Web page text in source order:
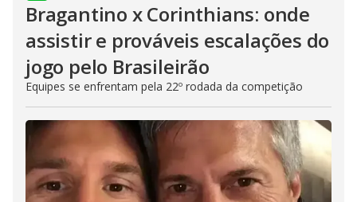
Bragantino x Corinthians: onde
assistir e prováveis escalações do
jogo pelo Brasileirão
Equipes se enfrentam pela 22º rodada da competição